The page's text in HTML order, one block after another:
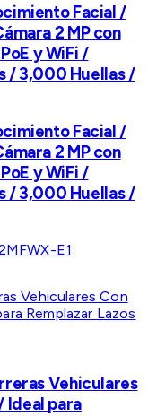
Facial /
2 MP con
y WiFi /
/ 3,000 Huellas /
Facial /
2 MP con
y WiFi /
/ 3,000 Huellas /
E1
Vehiculares
Ideal para